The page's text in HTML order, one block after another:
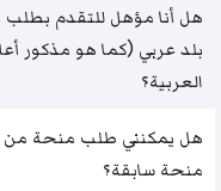
هل أنا مؤهل للتقدم
بلد عربي (كما هو مذكور
العربية؟
هل يمكنني طلب منحة من
منحة سابقة؟